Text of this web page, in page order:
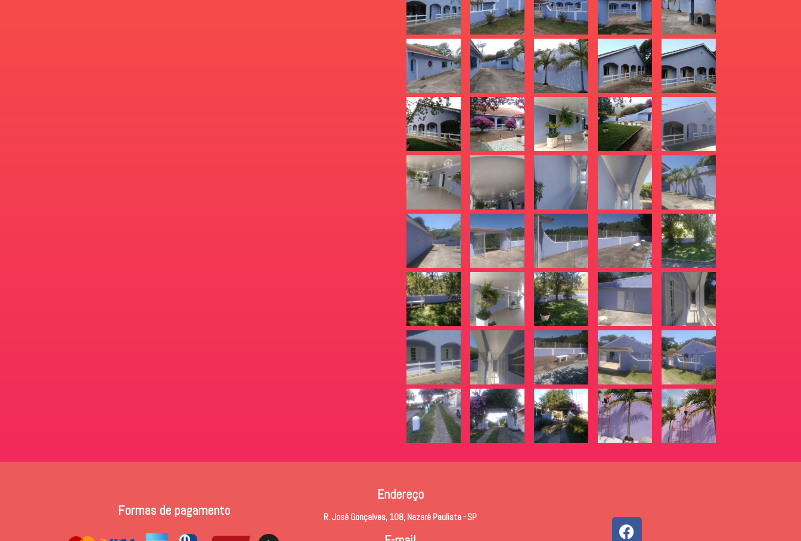
Formas de pagamento
Endereço
R. José Gonçalves, 108, Nazaré Paulista - SP